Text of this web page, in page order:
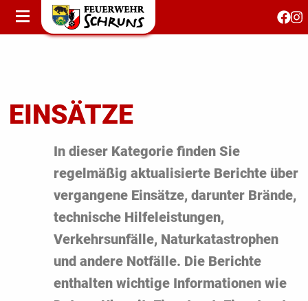
STARTSEITE
AKTUELLES
KONTAKT
EINSÄTZE
In dieser Kategorie finden Sie
regelmäßig aktualisierte Berichte über
vergangene Einsätze, darunter Brände,
technische Hilfeleistungen,
Verkehrsunfälle, Naturkatastrophen
und andere Notfälle. Die Berichte
enthalten wichtige Informationen wie